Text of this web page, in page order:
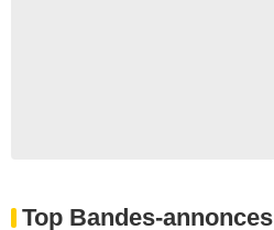
Top Bandes-annonces